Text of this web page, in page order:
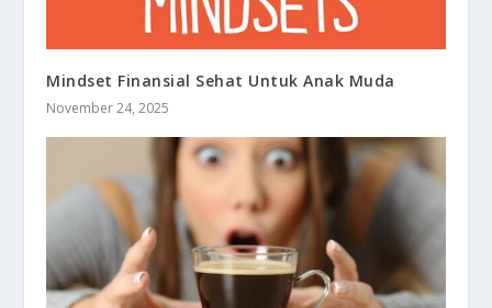
Mindset Finansial Sehat Untuk Anak Muda
November 24, 2025